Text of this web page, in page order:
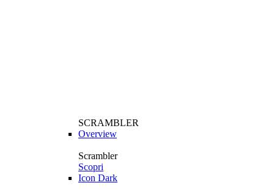
SCRAMBLER
Overview
Scrambler
Scopri
Icon Dark